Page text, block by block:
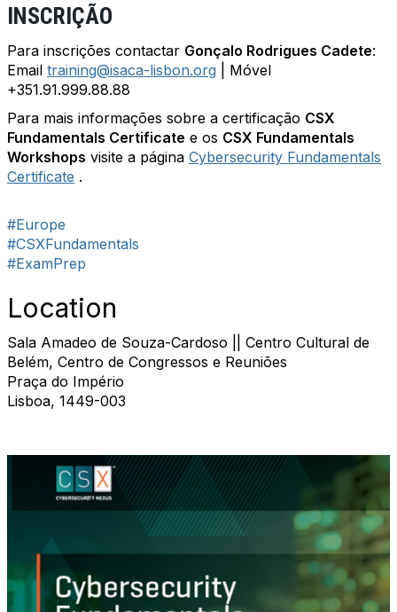
INSCRIÇÃO
Para inscrições contactar Gonçalo Rodrigues Cadete:
Email training@isaca-lisbon.org
| Móvel
+351.91.999.88.88
Para mais informações sobre a certificação CSX
Fundamentals Certificate e os CSX Fundamentals
Workshops visite a página Cybersecurity Fundamentals
Certificate .
#Europe
#CSXFundamentals
#ExamPrep
Location
Sala Amadeo de Souza-Cardoso || Centro Cultural de
Belém, Centro de Congressos e Reuniões
Praça do Império
Lisboa, 1449-003